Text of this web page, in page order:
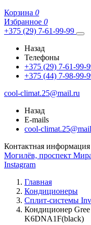
Корзина 0
Избранное 0
+375 (29) 7-61-99-99
Назад
Телефоны
+375 (29) 7-61-99-
+375 (44) 7-98-99-
cool-climat.25@mail.ru
Назад
E-mails
cool-
Контактная информация
Могилёв, проспект
Instagram
Главная
Кондиционеры
Сплит-системы
Кондиционер
K6DNA1F(black)